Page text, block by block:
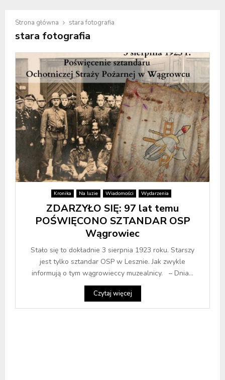
Strona główna stara fotografia
stara fotografia
Kronika Na luzie Wiadomości Wydarzenia
ZDARZYŁO SIĘ: 97 lat temu
POŚWIĘCONO SZTANDAR OSP
Wągrowiec
Stało się to dokładnie 3 sierpnia 1923 roku. Starszy
jest tylko sztandar OSP w Lesznie. Jak zwykle
informują o tym wągrowieccy muzealnicy. – Dnia...
Czytaj więcej